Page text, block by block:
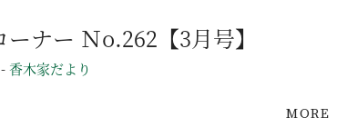
設計課コーナー Ｎo.262【3月号】
-香木家だより
MORE